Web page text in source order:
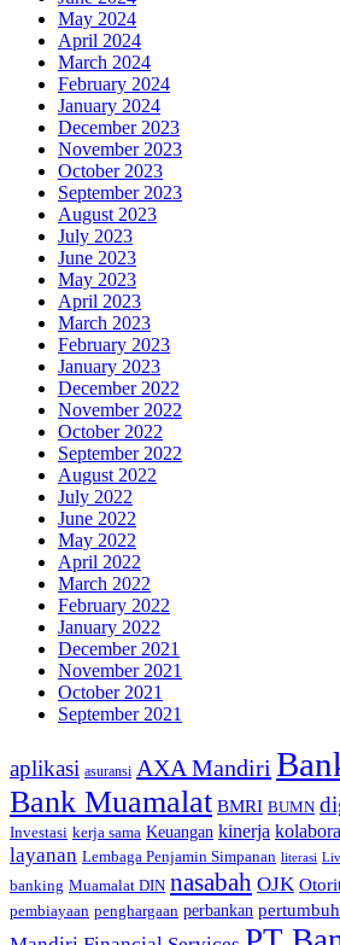
May 2024
April 2024
March 2024
February 2024
January 2024
December 2023
November 2023
October 2023
September 2023
August 2023
July 2023
June 2023
May 2023
April 2023
March 2023
February 2023
January 2023
December 2022
November 2022
October 2022
September 2022
August 2022
July 2022
June 2022
May 2022
April 2022
March 2022
February 2022
January 2022
December 2021
November 2021
October 2021
September 2021
aplikasi asuransi AXA Mandiri
Bank Muamalat BMRI BUMN
Investasi kerja sama Keuangan kinerja
layanan Lembaga Penjamin Simpanan literasi
banking Muamalat DIN nasabah OJK
pembiayaan penghargaan perbankan